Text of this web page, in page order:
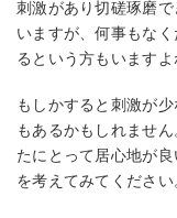
刺激があり切磋琢磨
いますが、何事もな
るという方もいますよ
もしかすると刺激が
もあるかもしれませ
たにとって居心地が
を考えてみてください